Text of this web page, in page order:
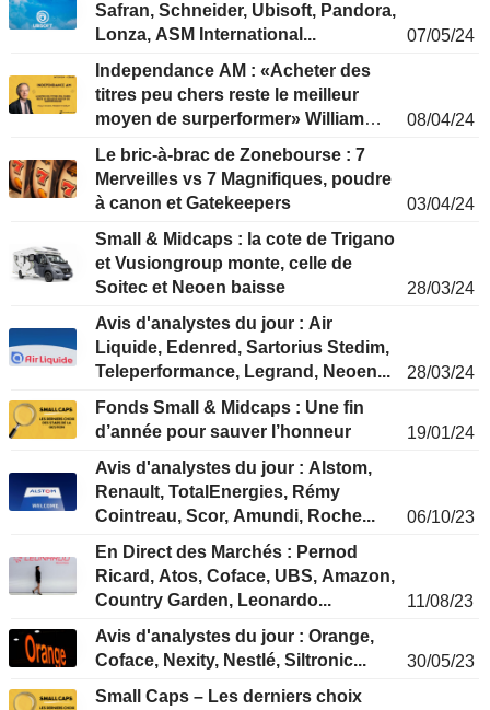
Safran, Schneider, Ubisoft, Pandora,
Lonza, ASM International...
07/05/24
Independance AM : «Acheter des
titres peu chers reste le meilleur
moyen de surperformer» William
Higgons, président et gérant
08/04/24
Le bric-à-brac de Zonebourse : 7
Merveilles vs 7 Magnifiques, poudre
à canon et Gatekeepers
03/04/24
Small & Midcaps : la cote de Trigano
et Vusiongroup monte, celle de
Soitec et Neoen baisse
28/03/24
Avis d'analystes du jour : Air
Liquide, Edenred, Sartorius Stedim,
Teleperformance, Legrand, Neoen...
28/03/24
Fonds Small & Midcaps : Une fin
d’année pour sauver l’honneur
19/01/24
Avis d'analystes du jour : Alstom,
Renault, TotalEnergies, Rémy
Cointreau, Scor, Amundi, Roche...
06/10/23
En Direct des Marchés : Pernod
Ricard, Atos, Coface, UBS, Amazon,
Country Garden, Leonardo...
11/08/23
Avis d'analystes du jour : Orange,
Coface, Nexity, Nestlé, Siltronic...
30/05/23
Small Caps – Les derniers choix